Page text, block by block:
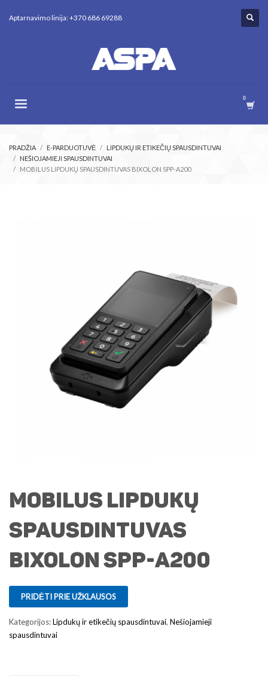
Aptarnavimo linija: +370 686 69288
PRADŽIA E-PARDUOTUVĖ
LIPDUKŲ IR ETIKEČIŲ SPAUSDINTUVAI
NEŠIOJAMIEJI SPAUSDINTUVAI
MOBILUS LIPDUKŲ SPAUSDINTUVAS BIXOLON SPP-A200
Mobilus lipdukų
spausdintuvas
Bixolon SPP-A200
PRIDĖTI PRIE UŽKLAUSOS
Kategorijos:Lipdukų ir etikečių spausdintuvai, Nešiojamieji
spausdintuvai